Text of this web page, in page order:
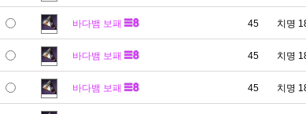
바다뱀 보패 45 치명
바다뱀 보패 45 치명
바다뱀 보패 45 치명